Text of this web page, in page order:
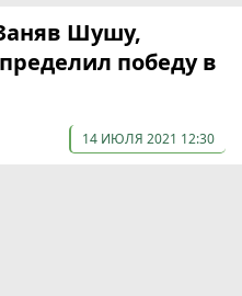
Шушу,
победу в
14 ИЮЛЯ 2021 12:30